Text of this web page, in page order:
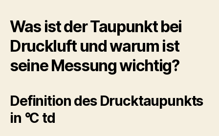
Was ist der Taupunkt bei
Druckluft und warum ist
seine Messung wichtig?
Definition des Drucktaupunkts
in °C td